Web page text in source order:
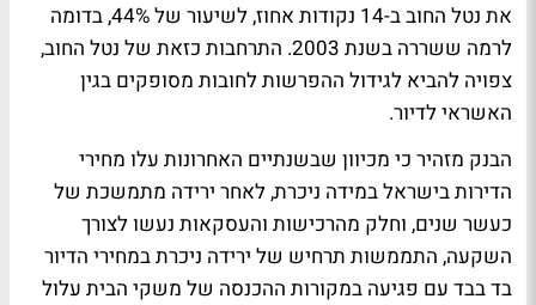
את נטל החוב ב-14 נקודות אחוז, לשיעור של 44%, בדומה
לרמה ששררה בשנת 2003. התרחבות כזאת של נטל החוב,
צפויה להביא לגידול ההפרשות לחובות מסופקים בגין
האשראי לדיור.
הבנק מזהיר כי מכיוון שבשנתיים האחרונות עלו מחירי
הדירות בישראל במידה ניכרת, לאחר ירידה מתמשכת של
כעשר שנים, וחלק מהרכישות והעסקאות נעשו לצורך
השקעה, התממשות תרחיש של ירידה ניכרת במחירי הדיור
בד בבד עם פגיעה במקורות ההכנסה של משקי הבית עלול